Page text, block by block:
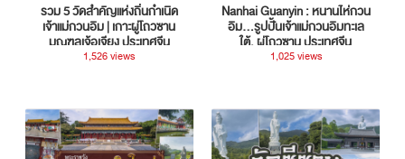
รวม 5 วัดสำคัญแห่งถิ่นกำเนิด
เจ้าแม่กวนอิม | เกาะผู่โถวซาน
มณฑลเจ้อเจียง ประเทศจีน
1,526 views
Nanhai Guanyin : หนานไห่กวน
อิม...รูปปั้นเจ้าแม่กวนอิมทะเล
ใต้, ผู่โถวซาน ประเทศจีน
1,025 views